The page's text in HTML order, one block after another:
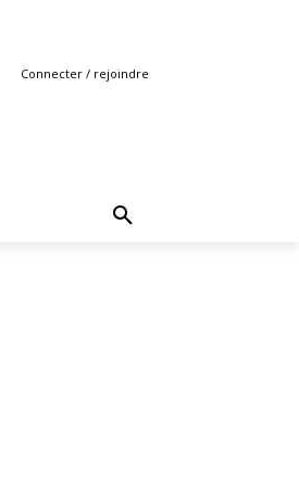
Connecter / rejoindre